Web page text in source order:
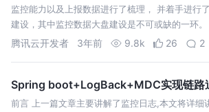
监控能力以及上报数据进行了梳理， 并着手进行
建设，其中监控数据大盘建设是不可或缺的一环
以清晰
腾讯云开发者 3年前 9.8k 26 2
Spring boot+LogBack+MDC实现链路
前言 上一篇文章主要讲解了监控日志,本文将详细